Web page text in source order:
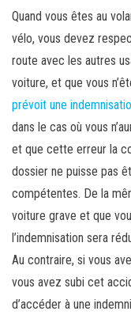
Quand vous êtes au
vélo, vous devez
route avec les autres
voiture, et que vous
prévoit une
dans le cas où vous
et que cette erreur la
dossier ne puisse pas
compétentes. De la
voiture grave et que
l’indemnisation sera
Au contraire, si vous
vous avez subi cet
d’accéder à une